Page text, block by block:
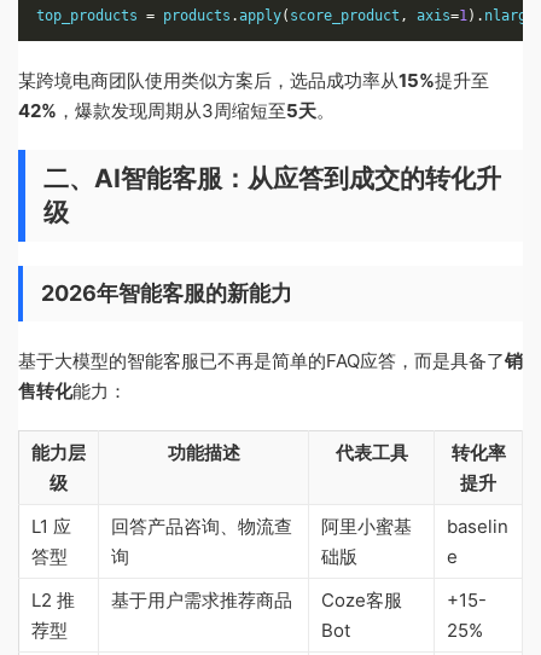
top_products = products .apply( score_product , axis=1).
某跨境电商团队使用类似方案后，选品成功率从15%提升至
42% ，爆款发现周期从3周缩短至5天。
二、AI智能客服：从应答到成交的转化升
级
2026年智能客服的新能力
基于大模型的智能客服已不再是简单的FAQ应答，而是具备了销
售转化能力：
能力层
级
功能描述 代表工具
转化率
提升
L1 应
答型
回答产品咨询、物流查
询
阿里小蜜基
础版
baselin
e
L2 推
荐型
基于用户需求推荐商品
Coze客服
Bot
+15-
25%